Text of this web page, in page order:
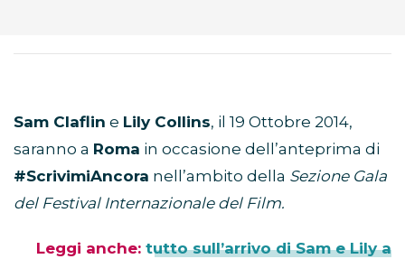
Sam Claflin e Lily Collins, il 19 Ottobre 2014,
saranno a Roma in occasione dell’anteprima di
#ScrivimiAncora nell’ambito della Sezione Gala
del Festival Internazionale del Film.
Leggi anche: tutto sull’arrivo di Sam e Lily a